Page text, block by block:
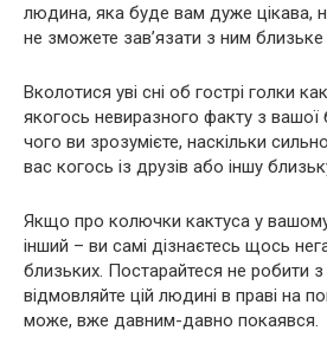
людина, яка буде вам дуже цікава,
не зможете зав’язати з ним
Вколотися уві сні об гострі голки
якогось невиразного факту з вашої
чого ви зрозумієте, наскільки
вас когось із друзів або іншу
Якщо про колючки кактуса у вашому
інший – ви самі дізнаєтесь щось
близьких. Постарайтеся не робити
відмовляйте цій людині в праві на
може, вже давним-давно покаявся.